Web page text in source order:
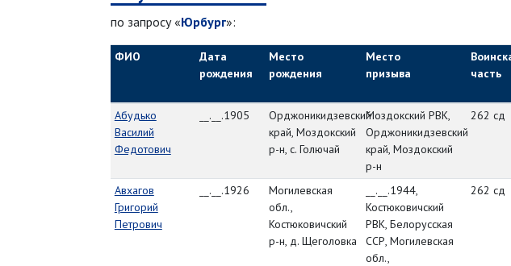
по запросу «Юрбург»:
ФИО
Дата
рождения
Место
рождения
Место
призыва
часть
Абудько
Василий
Федотович
__.__.1905
Орджоникидзевский
край, Моздокский
р-н, с. Голючай
Моздокский РВК,
Орджоникидзевский
край, Моздокский
р-н
262 сд
Авхагов
Григорий
Петрович
__.__.1926
Могилевская
обл.,
Костюковичский
р-н, д. Щеголовка
__.__.1944,
Костюковичский
РВК, Белорусская
ССР, Могилевская
обл.,
262 сд